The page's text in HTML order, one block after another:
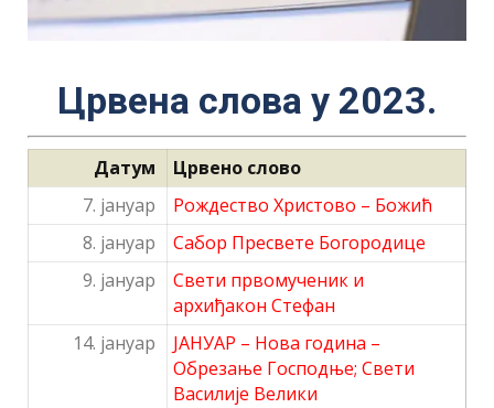
Црвена слова у 2023.
Датум
Црвено слово
7. јануар
Рождество Христово – Божић
8. јануар
Сабор Пресвете Богородице
9. јануар
Свети првомученик и
архиђакон Стефан
14. јануар
ЈАНУАР – Нова година –
Обрезање Господње; Свети
Василије Велики